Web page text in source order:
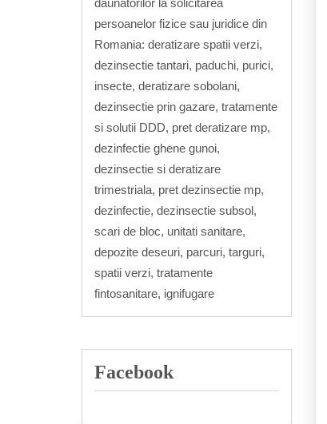
daunatorilor la solicitarea
persoanelor fizice sau juridice din
Romania: deratizare spatii verzi,
dezinsectie tantari, paduchi, purici,
insecte, deratizare sobolani,
dezinsectie prin gazare, tratamente
si solutii DDD, pret deratizare mp,
dezinfectie ghene gunoi,
dezinsectie si deratizare
trimestriala, pret dezinsectie mp,
dezinfectie, dezinsectie subsol,
scari de bloc, unitati sanitare,
depozite deseuri, parcuri, targuri,
spatii verzi, tratamente
fintosanitare, ignifugare
Facebook